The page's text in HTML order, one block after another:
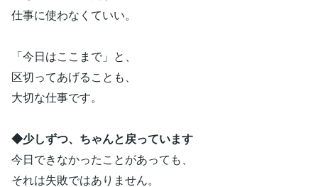
仕事に使わなくていい。
「今日はここまで」と、
区切ってあげることも、
大切な仕事です。
◆少しずつ、ちゃんと戻っています
今日できなかったことがあっても、
それは失敗ではありません。